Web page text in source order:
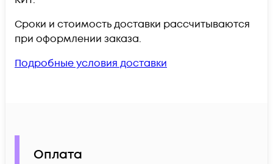
Сроки и стоимость доставки рассчитываются
при оформлении заказа.
Подробные условия доставки
Оплата